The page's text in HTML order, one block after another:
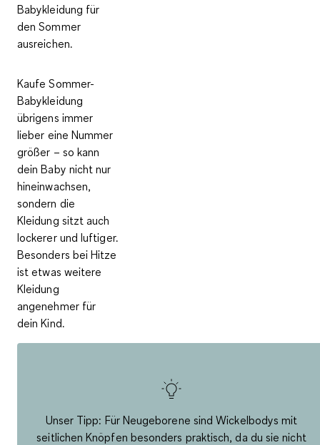
Babykleidung für
den Sommer
ausreichen.
Kaufe Sommer-
Babykleidung
übrigens immer
lieber eine Nummer
größer – so kann
dein Baby nicht nur
hineinwachsen,
sondern die
Kleidung sitzt auch
lockerer und luftiger.
Besonders bei Hitze
ist etwas weitere
Kleidung
angenehmer für
dein Kind.
Unser Tipp: Für Neugeborene sindWickelbodys mit
seitlichen Knöpfen besonders praktisch, da du sie nicht